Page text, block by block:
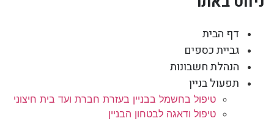
דף הבית
גביית כספים
הנהלת חשבונות
תפעול בניין
טיפול בחשמל בבניין בעזרת חברת ועד בית חיצוני
טיפול ודאגה לבטחון הבניין